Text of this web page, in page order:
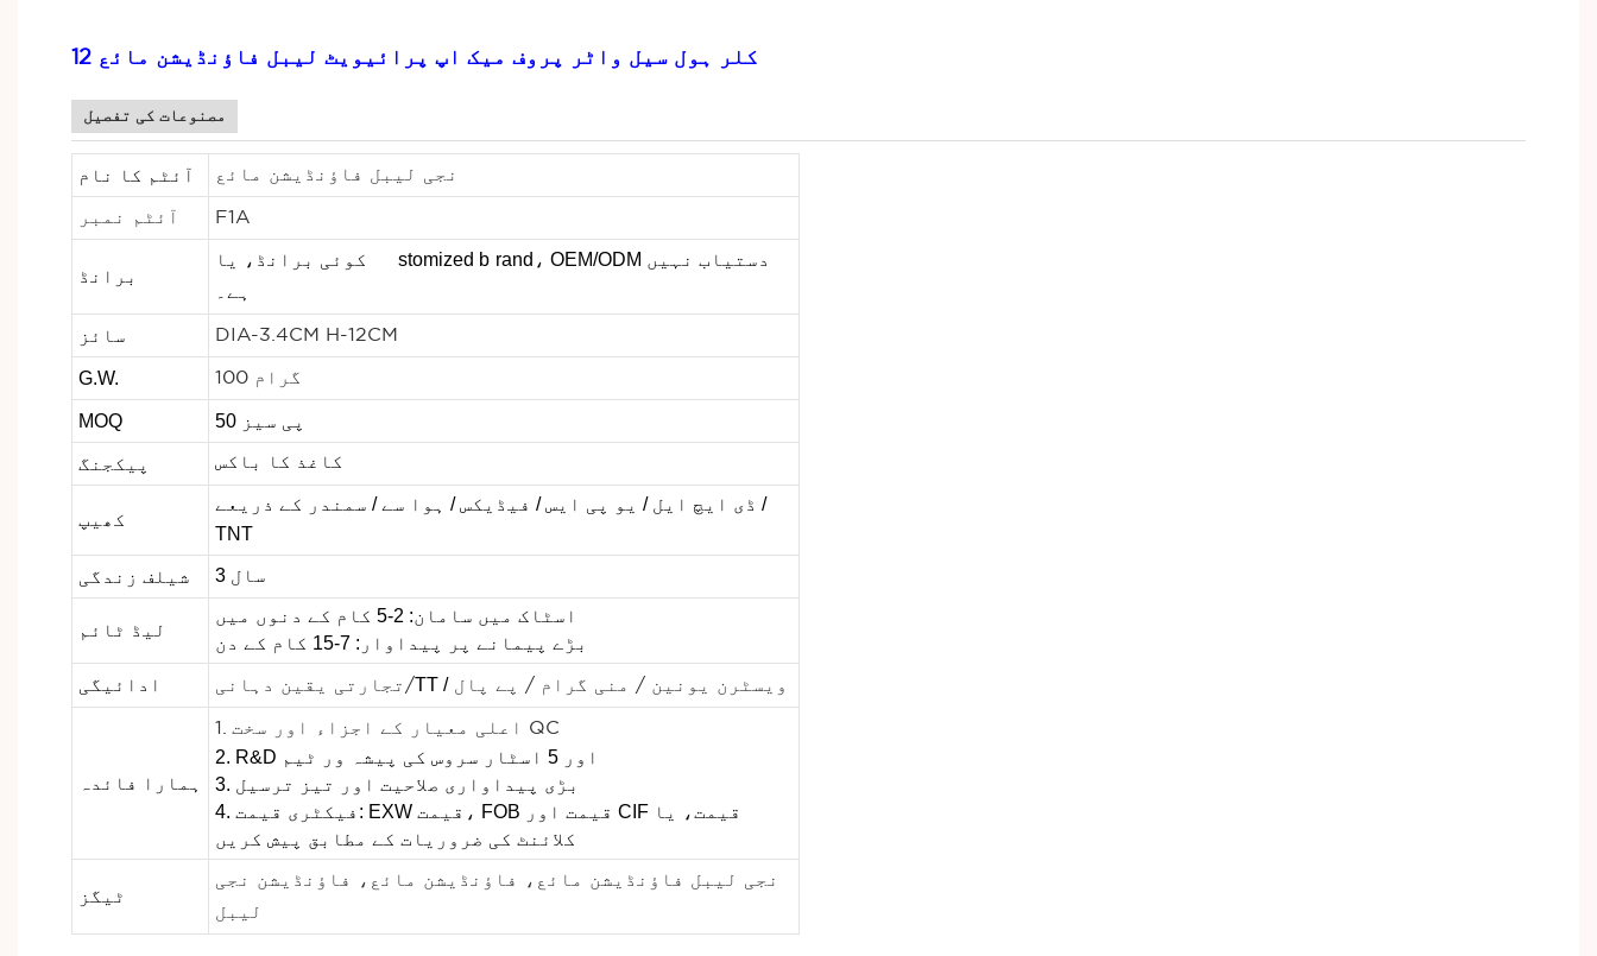
12 کلر ہول سیل واٹر پروف میک اپ پرائیویٹ لیبل فاؤنڈیشن مائع
مصنوعات کی تفصیل
آئٹم کا نام نجی لیبل فاؤنڈیشن مائع
آئٹم نمبر F1A
برانڈ
stomized b rand، OEM/ODM دستیاب نہیں
ہے۔
سائز DIA-3.4CM H-12CM
G.W. 100 گرام
MOQ 50 پی سیز
پیکجنگ کاغذ کا باکس
کھیپ
ڈی ایچ ایل / یو پی ایس / فیڈیکس / ہوا سے / سمندر کے ذریعے /
TNT
شیلف زندگی 3 سال
لیڈ ٹائم
اسٹاک میں سامان: 2-5 کام کے دنوں میں
بڑے پیمانے پر پیداوار: 7-15 کام کے دن
ادائیگی تجارتی یقین دہانی/TT / ویسٹرن یونین / منی گرام / پے پال
ہمارا فائدہ
1. اعلی معیار کے اجزاء اور سخت QC
2. R&D اور 5 اسٹار سروس کی پیشہ ور ٹیم
3. بڑی پیداواری صلاحیت اور تیز ترسیل
4. فیکٹری قیمت: EXW قیمت، FOB قیمت اور CIF قیمت، یا
کلائنٹ کی ضروریات کے مطابق پیش کریں
ٹیگز
نجی لیبل فاؤنڈیشن مائع، فاؤنڈیشن مائع، فاؤنڈیشن نجی
لیبل